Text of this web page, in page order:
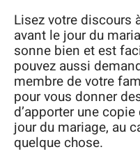
Lisez votre discours
avant le jour du
sonne bien et est
pouvez aussi
membre de votre
pour vous donner
d’apporter une
jour du mariage, au
quelque chose.